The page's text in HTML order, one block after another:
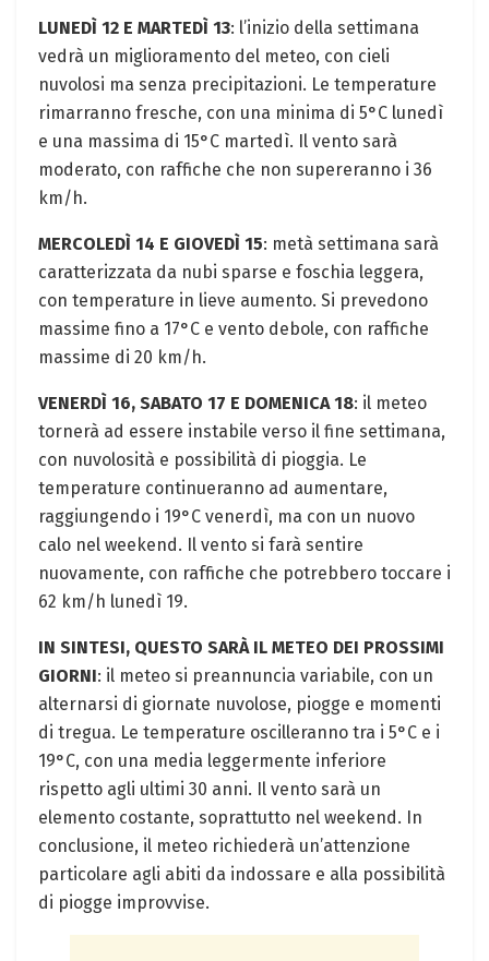
LUNEDÌ 12 E MARTEDÌ 13: l’inizio della settimana
vedrà un miglioramento del meteo, con cieli
nuvolosi ma senza precipitazioni. Le temperature
rimarranno fresche, con una minima di 5°C lunedì
e una massima di 15°C martedì. Il vento sarà
moderato, con raffiche che non supereranno i 36
km/h.
MERCOLEDÌ 14 E GIOVEDÌ 15: metà settimana sarà
caratterizzata da nubi sparse e foschia leggera,
con temperature in lieve aumento. Si prevedono
massime fino a 17°C e vento debole, con raffiche
massime di 20 km/h.
VENERDÌ 16, SABATO 17 E DOMENICA 18: il meteo
tornerà ad essere instabile verso il fine settimana,
con nuvolosità e possibilità di pioggia. Le
temperature continueranno ad aumentare,
raggiungendo i 19°C venerdì, ma con un nuovo
calo nel weekend. Il vento si farà sentire
nuovamente, con raffiche che potrebbero toccare i
62 km/h lunedì 19.
IN SINTESI, QUESTO SARÀ IL METEO DEI PROSSIMI
GIORNI: il meteo si preannuncia variabile, con un
alternarsi di giornate nuvolose, piogge e momenti
di tregua. Le temperature oscilleranno tra i 5°C e i
19°C, con una media leggermente inferiore
rispetto agli ultimi 30 anni. Il vento sarà un
elemento costante, soprattutto nel weekend. In
conclusione, il meteo richiederà un’attenzione
particolare agli abiti da indossare e alla possibilità
di piogge improvvise.